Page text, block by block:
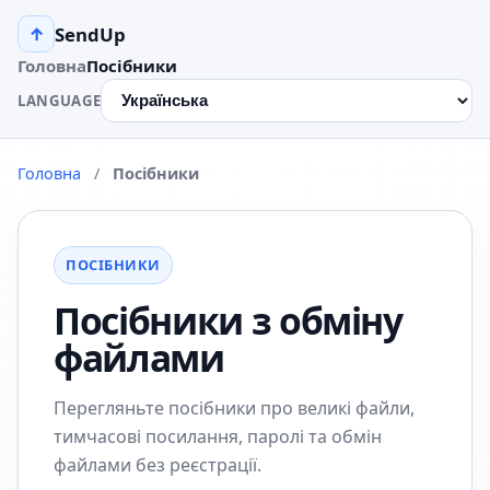
↑ SendUp
ГоловнаПосібники
LANGUAGE
Головна / Посібники
ПОСІБНИКИ
Посібники з обміну
файлами
Перегляньте посібники про великі файли,
тимчасові посилання, паролі та обмін
файлами без реєстрації.